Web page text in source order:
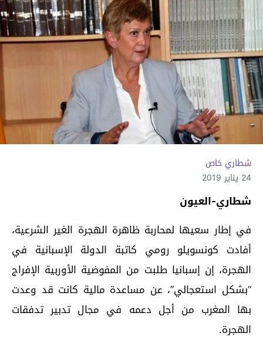
شطاري خاص
24 يناير 2019
شطاري-العيون
في إطار سعيها لمحاربة ظاهرة الهجرة الغير الشرعية،
أفادت كونسويلو رومي كاتبة الدولة الإسبانية في
الهجرة، إن إسبانيا طلبت من المفوضية الأوربية الإفراج
“بشكل استعجالي”، عن مساعدة مالية كانت قد وعدت
بها المغرب من أجل دعمه في مجال تدبير تدفقات
الهجرة.